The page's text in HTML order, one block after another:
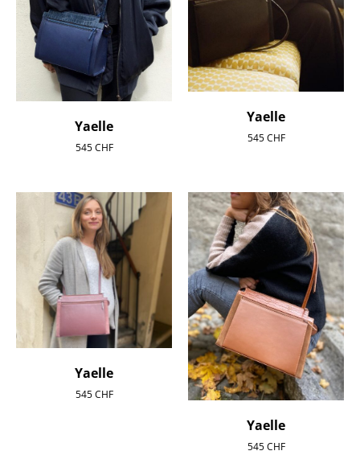
Yaelle
545CHF
Yaelle
545CHF
Yaelle
545CHF
Yaelle
545CHF